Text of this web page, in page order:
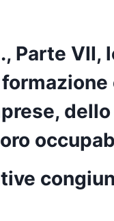
VII,